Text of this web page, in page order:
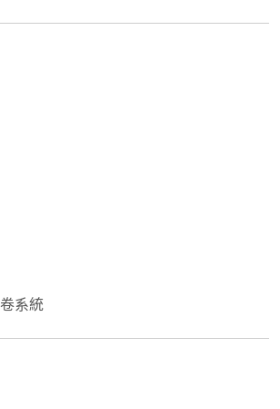
系統